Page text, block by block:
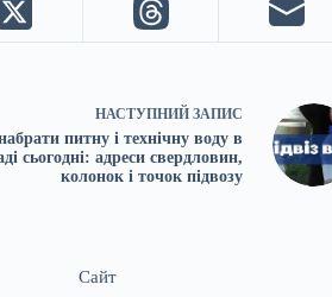
НАСТУПНИЙ ЗАПИС
питну і технічну воду в
сьогодні: адреси свердловин,
колонок і точок підвозу
Сайт